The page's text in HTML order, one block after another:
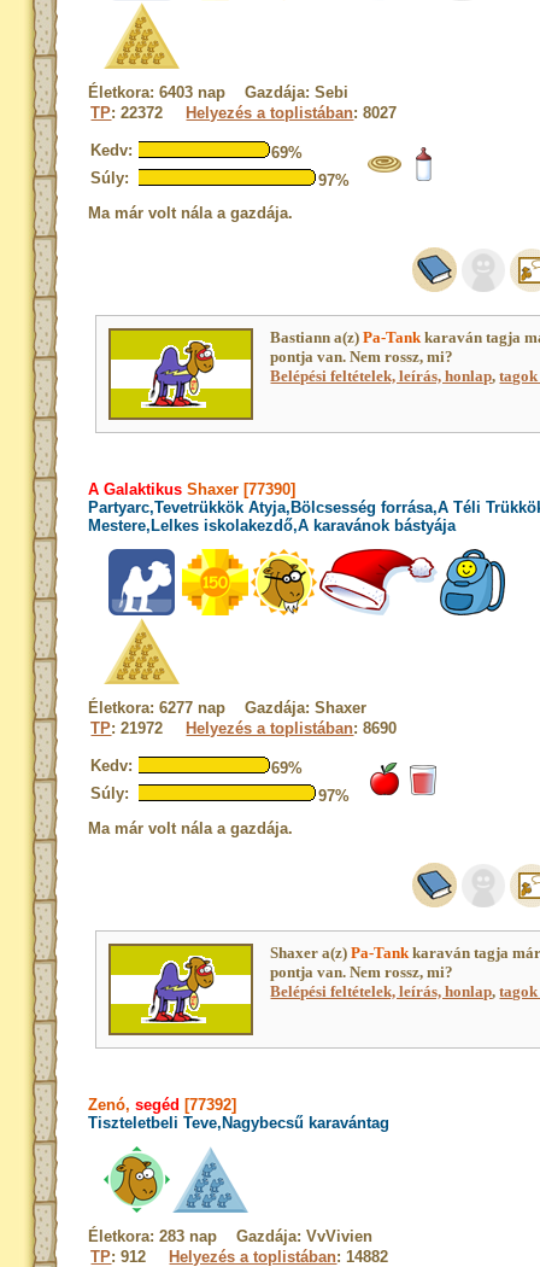
Életkora: 6403 nap Gazdája: Sebi
TP: 22372 Helyezés a toplistában: 8027
Kedv:
69%
Súly:
97%
Ma már volt nála a gazdája.
Bastiann a(z)Pa-Tankkaraván tagja
pontja van. Nem rossz, mi?
Belépési feltételek, leírás, honlap,
A Galaktikus Shaxer [77390]
Partyarc,Tevetrükkök Atyja,Bölcsesség forrása,A Téli
Mestere,Lelkes iskolakezdő,A karavánok bástyája
Életkora: 6277 nap Gazdája: Shaxer
TP: 21972 Helyezés a toplistában: 8690
Kedv:
69%
Súly:
97%
Ma már volt nála a gazdája.
Shaxer a(z)Pa-Tankkaraván tagja
pontja van. Nem rossz, mi?
Belépési feltételek, leírás, honlap,
Zenó,segéd [77392]
Tiszteletbeli Teve,Nagybecsű karavántag
Életkora: 283 nap Gazdája: VvVivien
TP: 912 Helyezés a toplistában: 14882